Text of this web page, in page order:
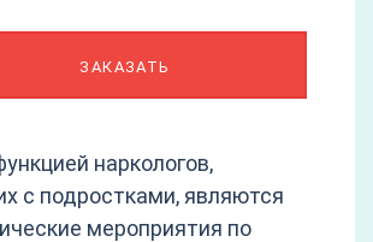
ЗАКАЗАТЬ
наркологов,
с подростками, являются
мероприятия по